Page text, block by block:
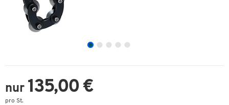
nur 135,00 €
pro St.